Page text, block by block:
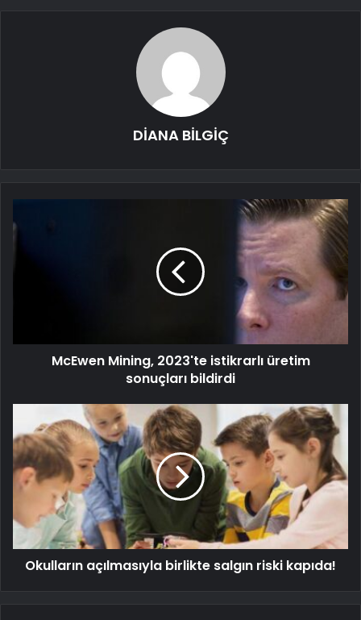
DİANA BİLGİÇ
McEwen Mining, 2023'te istikrarlı üretim
sonuçları bildirdi
Okulların açılmasıyla birlikte salgın riski kapıda!